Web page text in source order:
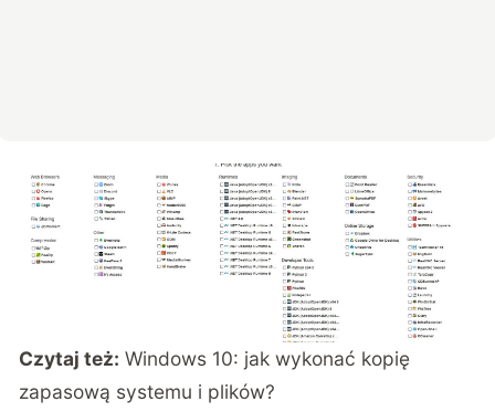
Czytaj też: Windows 10: jak wykonać kopię
zapasową systemu i plików?